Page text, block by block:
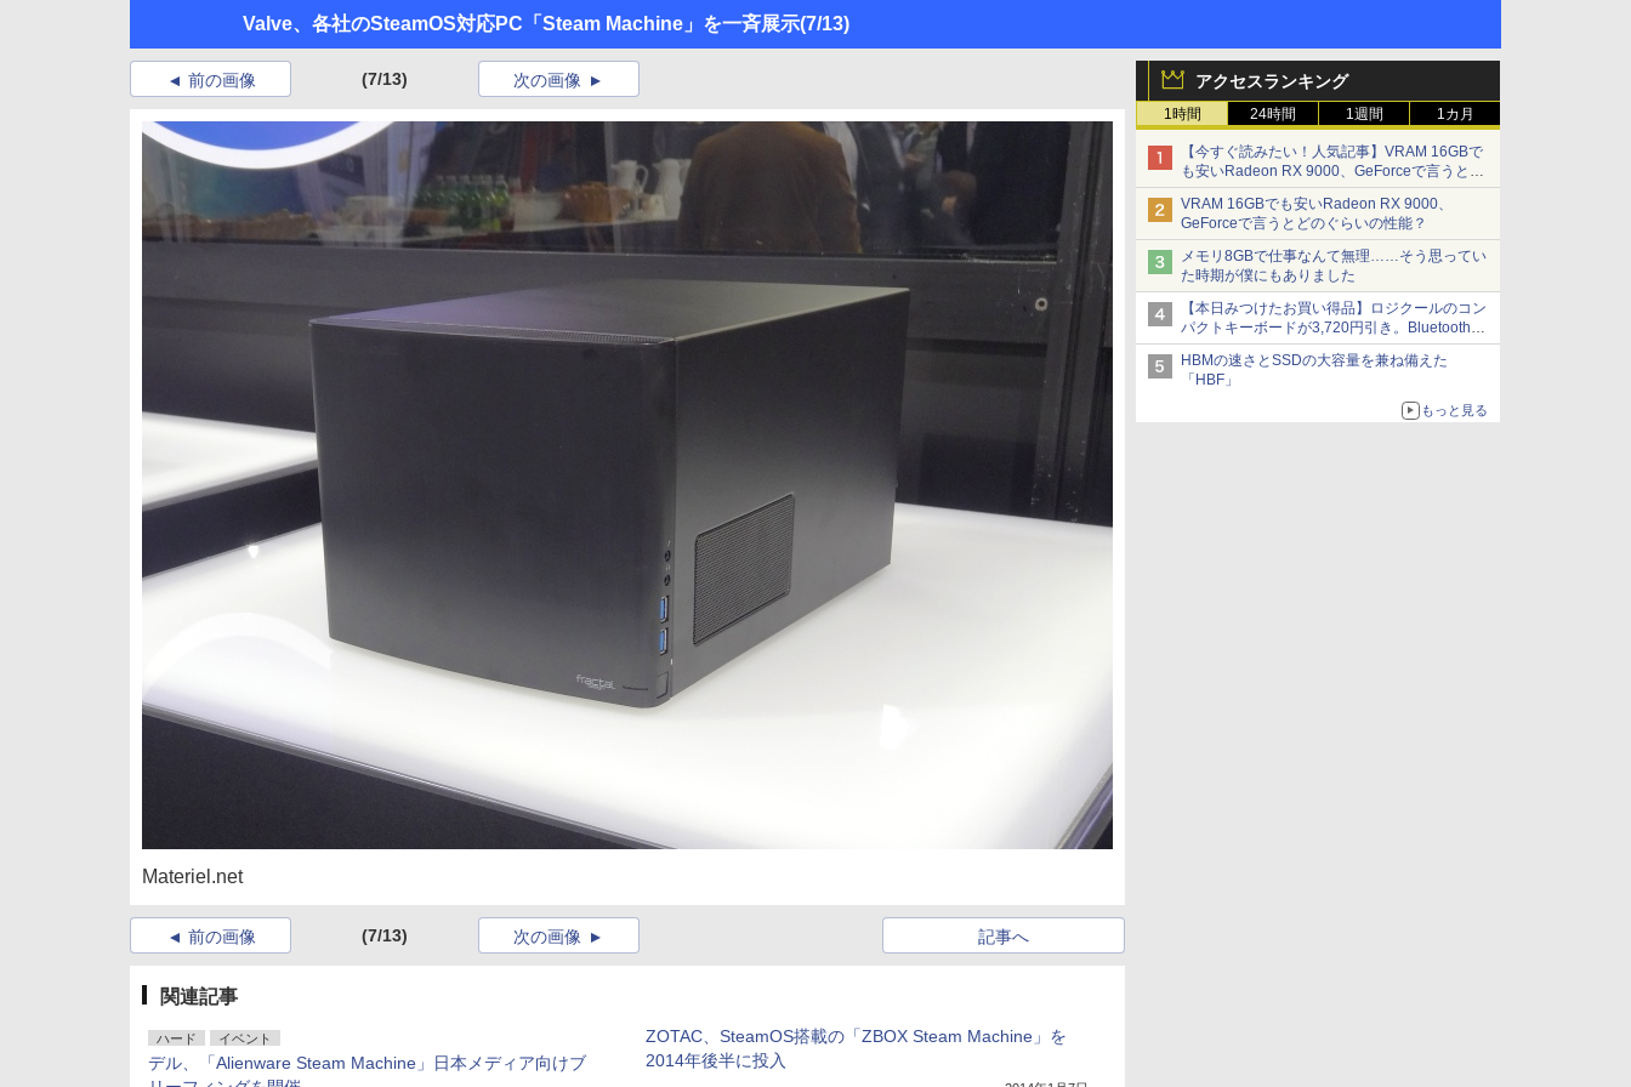
Valve、各社のSteamOS対応PC「Steam Machine」を一斉展示(7/13)
アクセスランキング
1時間 24時間 1週間 1カ月
【今すぐ読みたい！人気記事】VRAM 16GBで
も安いRadeon RX 9000、GeForceで言うとど
のぐらいの性能？ - PC Watch
VRAM 16GBでも安いRadeon RX 9000、
GeForceで言うとどのぐらいの性能？
メモリ8GBで仕事なんて無理……そう思ってい
た時期が僕にもありました
【本日みつけたお買い得品】ロジクールのコン
パクトキーボードが3,720円引き。Bluetoothで3
台接続対応
HBMの速さとSSDの大容量を兼ね備えた
「HBF」
もっと見る
前の画像 (7/13) 次の画像
Materiel.net
前の画像 (7/13) 記事へ
次の画像
関連記事
ハード イベント
デル、「Alienware Steam Machine」日本メディア向けブ
ZOTAC、SteamOS搭載の「ZBOX Steam Machine」を
2014年後半に投入